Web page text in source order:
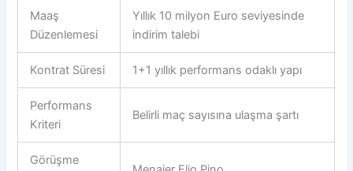
Maaş
Düzenlemesi
Yıllık 10 milyon Euro seviyesinde
indirim talebi
Kontrat Süresi 1+1 yıllık performans odaklı yapı
Performans
Kriteri
Belirli maç sayısına ulaşma şartı
Görüşme